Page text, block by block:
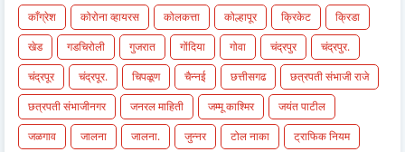
काँग्रेश
कोरोना व्हायरस कोलकत्ता कोल्हापूर क्रिकेट
क्रिडा
खेड
गडचिरोली गुजरात गोंदिया गोवा चंद्रपुर
चंद्रपुर.
चंद्रपूर
चंद्रपूर. चिपळूण चैन्नई छत्तीसगढ
छत्रपती संभाजी राजे
छत्रपती संभाजीनगर
जनरल माहिती जम्मू काश्मिर
जयंत पाटील
जळगाव
जालना जालना. जुन्नर टोल नाका
ट्राफिक नियम